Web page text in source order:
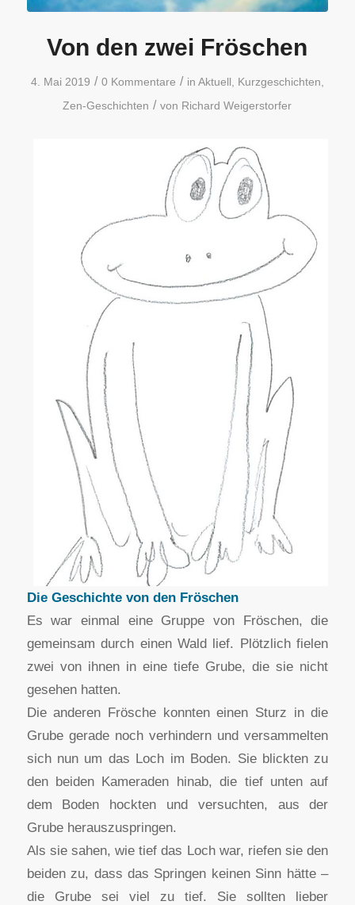
Von den zwei Fröschen
4. Mai 2019 / 0 Kommentare / in Aktuell Kurzgeschichten
Zen-Geschichten / von Richard Weigerstorfer
Die Geschichte von den Fröschen
Es war einmal eine Gruppe von Fröschen, die
gemeinsam durch einen Wald lief. Plötzlich fielen
zwei von ihnen in eine tiefe Grube, die sie nicht
gesehen hatten.
Die anderen Frösche konnten einen Sturz in die
Grube gerade noch verhindern und versammelten
sich nun um das Loch im Boden. Sie blickten zu
den beiden Kameraden hinab, die tief unten auf
dem Boden hockten und versuchten, aus der
Grube herauszuspringen.
Als sie sahen, wie tief das Loch war, riefen sie den
beiden zu, dass das Springen keinen Sinn hätte –
die Grube sei viel zu tief. Sie sollten lieber